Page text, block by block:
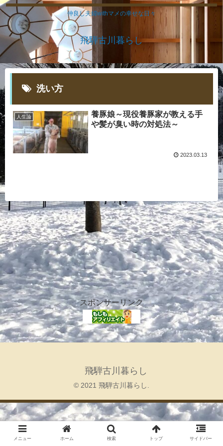
仲良し夫婦withマメの幸せな日々
飛騨古川暮らし
洗い方
人生論
養豚娘～現役養豚家が教える手
や髪が臭い時の対処法～
2023.03.13
スポンサーリンク
飛騨古川暮らし
© 2021 飛騨古川暮らし.
メニュー ホーム 検索 トップ サイドバー